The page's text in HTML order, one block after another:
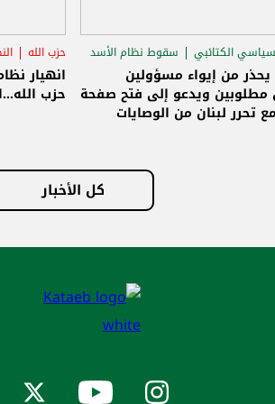
الكتائبي
سقوط نظام الأسد
الرئاسي
يحذر من إيواء مسؤولين
مطلوبين ويدعو إلى فتح صفحة
تحرر لبنان من الوصايات
حزب الله
انهيار
حزب
كل الأخبار